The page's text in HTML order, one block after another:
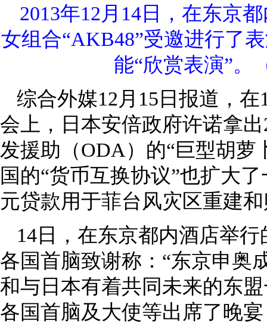
2013年12月14日，在东京
女组合“AKB48”受邀进行了
能“欣赏表演”。
综合外媒12月15日报道，
会上，日本安倍政府许诺拿
发援助（ODA）的“巨型胡萝
国的“货币互换协议”也扩大
元贷款用于菲台风灾区重建
14日，在东京都内酒店举
各国首脑致谢称：“东京申奥
和与日本有着共同未来的东
各国首脑及大使等出席了晚